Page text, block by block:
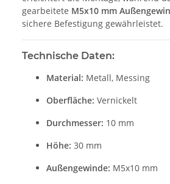
gearbeitete M5x10 mm
sichere Befestigung gewährleistet.
Technische Daten:
Material: Metall, Messing
Oberfläche: Vernickelt
Durchmesser: 10 mm
Höhe: 30 mm
Außengewinde: M5x10 mm